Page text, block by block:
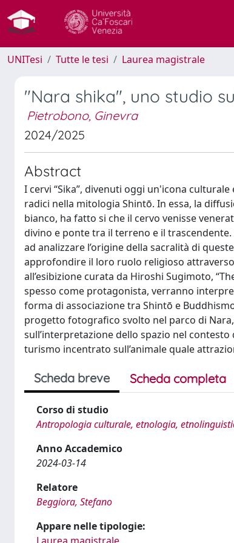
UNITesi Tutte le tesi Laurea magistrale
"Nara shika", uno studio
Pietrobono, Ginevra
2024/2025
Abstract
I cervi “Sika”, divenuti oggi un'icona
radici nella mitologia Shintō. In essa, la
bianco, ha fatto si che il cervo venisse
divino e ponte tra il terreno e il
ad analizzare l’origine della sacralità di
approfondire il loro ruolo religioso
all’esibizione curata da Hiroshi Sugimoto,
spesso come protagonista, verranno
forma di associazione tra Shintō e
progetto fotografico svolto nel parco di
sull’interpretazione dello spazio nel
turismo incentrato sull’animale quale
Scheda breve Scheda completa
Corso di studio
Antropologia culturale, etnologia,
Anno Accademico
2024-03-14
Relatore
Beggiora, Stefano
Appare nelle tipologie: